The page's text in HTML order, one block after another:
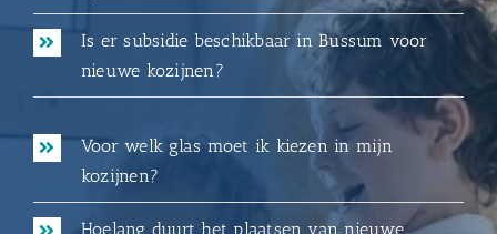
Is er subsidie beschikbaar in Bussum voor
nieuwe kozijnen?
Voor welk glas moet ik kiezen in mijn
kozijnen?
Hoelang duurt het plaatsen van nieuwe